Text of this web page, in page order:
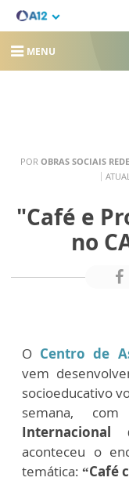
MENU
POR OBRAS SOCIAIS
"Café e
no
O Centro de
vem
socioeducativo
semana,
aconteceu o
temática: “Café